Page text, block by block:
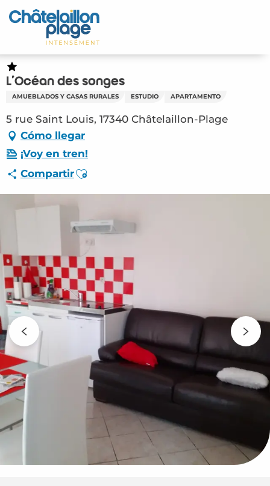
Aller
au
principal
Inicio – ES
Descubra
Actividades
Vivir
Citas
Su estancia - ES
HLO – L’Océan des songes (Châtelaillon-
L'Océan des songes
AMUEBLADOS Y CASAS RURALES ESTUDIO APARTAMENTO
5 rue Saint Louis, 17340 Châtelaillon-Plage
Cómo llegar
¡Voy en tren!
CompartirAjouter aux favoris